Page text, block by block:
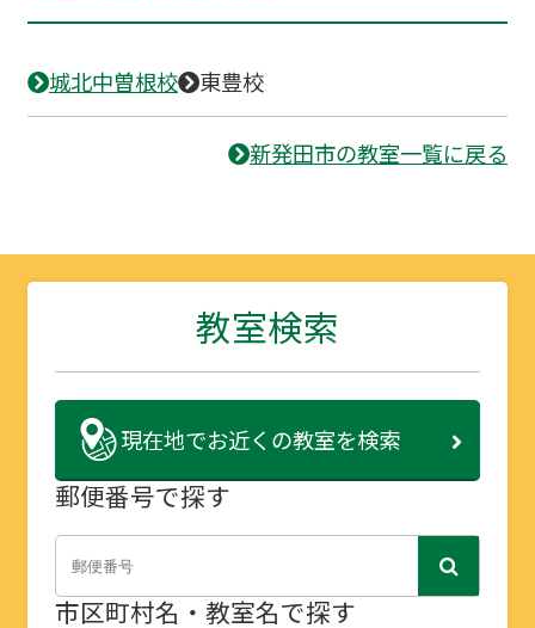
城北中曽根校 東豊校
新発田市の教室一覧に戻る
教室検索
現在地でお近くの教室を検索
郵便番号で探す
市区町村名・教室名で探す